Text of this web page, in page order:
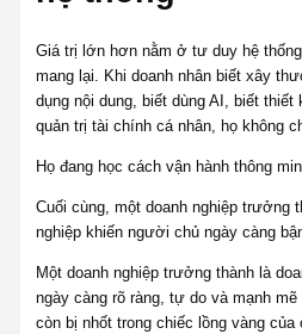
Giá trị lớn hơn nằm ở tư duy hệ
mang lại. Khi doanh nhân biết xây
dụng nội dung, biết dùng AI, biết thiết
quản trị tài chính cá nhân, họ không
Họ đang học cách vận hành thông
Cuối cùng, một doanh nghiệp trưởng
nghiệp khiến người chủ ngày càng
Một doanh nghiệp trưởng thành là
ngày càng rõ ràng, tự do và mạnh
còn bị nhốt trong chiếc lồng vàng của